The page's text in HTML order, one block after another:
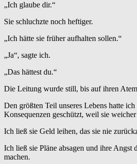
„Ich glaube dir.“
Sie schluchzte noch heftiger.
„Ich hätte sie früher aufhalten sollen.“
„Ja“, sagte ich.
„Das hättest du.“
Die Leitung wurde still, bis auf ihren
Den größten Teil unseres Lebens hatte
Konsequenzen geschützt, weil sie
Ich ließ sie Geld leihen, das sie nie
Ich ließ sie Pläne absagen und ihre Angst
machen.